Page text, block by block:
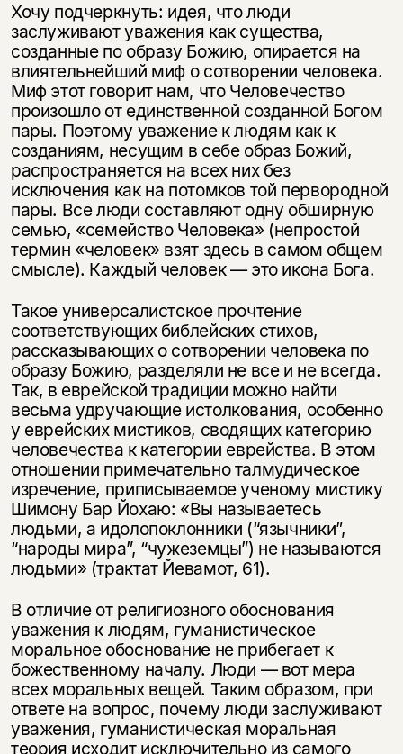
Хочу подчеркнуть: идея, что люди
заслуживают уважения как существа,
созданные по образу Божию, опирается на
влиятельнейший миф о сотворении человека.
Миф этот говорит нам, что Человечество
произошло от единственной созданной Богом
пары. Поэтому уважение к людям как к
созданиям, несущим в себе образ Божий,
распространяется на всех них без
исключения как на потомков той первородной
пары. Все люди составляют одну обширную
семью, «семейство Человека» (непростой
термин «человек» взят здесь в самом общем
смысле). Каждый человек — это икона Бога.
Такое универсалистское прочтение
соответствующих библейских стихов,
рассказывающих о сотворении человека по
образу Божию, разделяли не все и не всегда.
Так, в еврейской традиции можно найти
весьма удручающие истолкования, особенно
у еврейских мистиков, сводящих категорию
человечества к категории еврейства. В этом
отношении примечательно талмудическое
изречение, приписываемое ученому мистику
Шимону Бар Йохаю: «Вы называетесь
людьми, а идолопоклонники (“язычники”,
“народы мира”, “чужеземцы”) не называются
людьми» (трактат Йевамот, 61).
В отличие от религиозного обоснования
уважения к людям, гуманистическое
моральное обоснование не прибегает к
божественному началу. Люди — вот мера
всех моральных вещей. Таким образом, при
ответе на вопрос, почему люди заслуживают
уважения, гуманистическая моральная
теория исходит исключительно из самого
Подписка на рассылку
Раз в неделю мы отправляем рассылку
о книгах и событиях «НЛО».
За подписку дарим промокод на
скидку 15%
Этой книги временно
нет в продаже.
Вы можете подписаться на
уведомления, и при поступлении книги
на склад получить письмо на указанный
электронный адрес.
Эта книга
не предназначена для